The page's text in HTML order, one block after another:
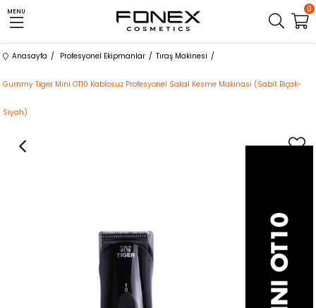
MENU 0
Anasayfa Profesyonel Ekipmanlar Tıraş Makinesi
Gummy Tiger Mini OT10 Kablosuz Profesyonel Sakal Kesme Makinasi (Sabit Biçak-
Siyah)